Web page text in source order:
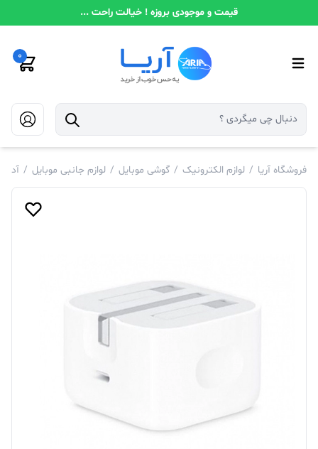
قیمت و موجودی بروزه ! خیالت راحت ...
0
فروشگاه آریا / لوازم الکترونیک / گوشی موبایل / لوازم جانبی موبایل /